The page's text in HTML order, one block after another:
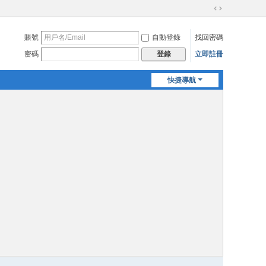
切
到
寬
賬號 自動登錄
找回密碼
密碼
登錄 立即註冊
快捷導航